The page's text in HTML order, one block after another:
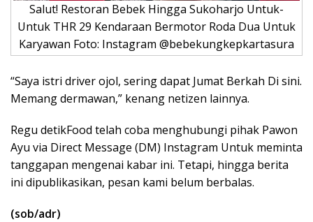
Salut! Restoran Bebek Hingga Sukoharjo Untuk-
Untuk THR 29 Kendaraan Bermotor Roda Dua Untuk
Karyawan Foto: Instagram @bebekungkepkartasura
“Saya istri driver ojol, sering dapat Jumat Berkah Di sini.
Memang dermawan,” kenang netizen lainnya.
Regu detikFood telah coba menghubungi pihak Pawon
Ayu via Direct Message (DM) Instagram Untuk meminta
tanggapan mengenai kabar ini. Tetapi, hingga berita
ini dipublikasikan, pesan kami belum berbalas.
(sob/adr)